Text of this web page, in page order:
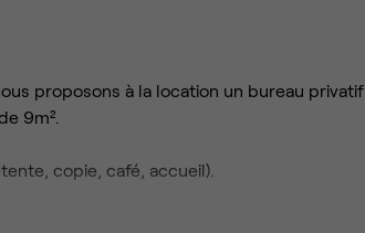
proposons à la location un bureau privatif
9m².
copie, café, accueil).